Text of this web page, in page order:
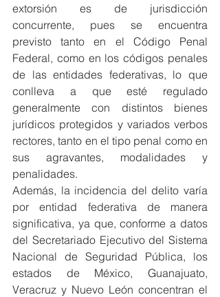
extorsión es de jurisdicción
concurrente, pues se encuentra
previsto tanto en el Código Penal
Federal, como en los códigos penales
de las entidades federativas, lo que
conlleva a que esté regulado
generalmente con distintos bienes
jurídicos protegidos y variados verbos
rectores, tanto en el tipo penal como en
sus agravantes, modalidades y
penalidades.
Además, la incidencia del delito varía
por entidad federativa de manera
significativa, ya que, conforme a datos
del Secretariado Ejecutivo del Sistema
Nacional de Seguridad Pública, los
estados de México, Guanajuato,
Veracruz y Nuevo León concentran el